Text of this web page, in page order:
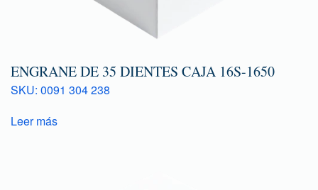
ENGRANE DE 35 DIENTES CAJA 16S-1650
SKU: 0091 304 238
Leer más